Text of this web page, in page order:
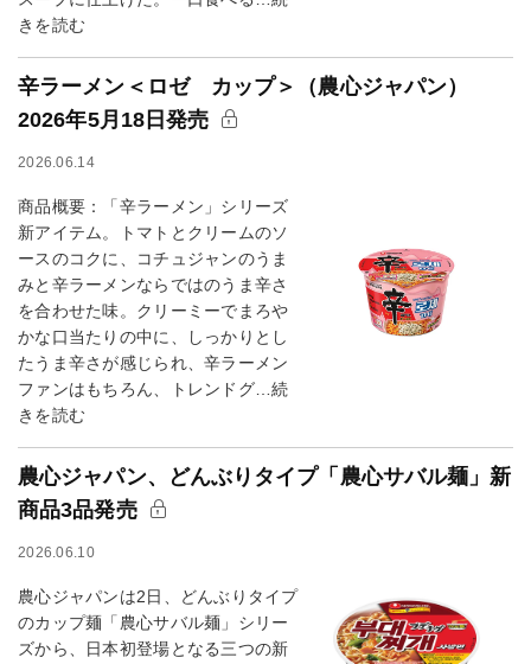
きを読む
辛ラーメン＜ロゼ カップ＞（農心ジャパン）
2026年5月18日発売
2026.06.14
商品概要：「辛ラーメン」シリーズ
新アイテム。トマトとクリームのソ
ースのコクに、コチュジャンのうま
みと辛ラーメンならではのうま辛さ
を合わせた味。クリーミーでまろや
かな口当たりの中に、しっかりとし
たうま辛さが感じられ、辛ラーメン
ファンはもちろん、トレンドグ…続
きを読む
農心ジャパン、どんぶりタイプ「農心サバル麺」新
商品3品発売
2026.06.10
農心ジャパンは2日、どんぶりタイプ
のカップ麺「農心サバル麺」シリー
ズから、日本初登場となる三つの新